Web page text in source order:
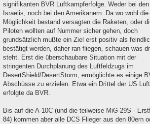
signifikanten BVR Luftkampferfolge. Weder bei den
Israelis, noch bei den Amerikanern. Da wo wohl die
Möglichkeit bestand versagten die Raketen, oder
Piloten wollten auf Nummer sicher gehen, doch
grundsätzlich mußte ein Ziel erst positiv als
bestätigt werden, daher ran fliegen, schauen was
steht. Erst die überschaubare Situation mit der
stringenten Durchplanung des Luftfeldzugs im
DesertShield/DesertStorm, ermöglichte es einige
Abschüsse zu erzielen. Etwa ein Drittel der US
erfolgte da BVR.
Bis auf die A-10C (und die teilweise MiG-29S -
84) kommen aber alle DCS Flieger aus den 80ern